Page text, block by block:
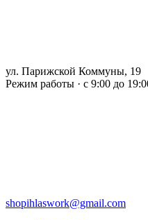
ул. Парижской Коммуны, 19
Режим работы · с 9:00 до
shopihlaswork@gmail.com